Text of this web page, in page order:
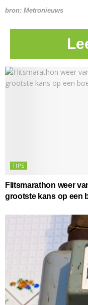
bron: Metronieuws
TIPS
Flitsmarathon weer
grootste kans op een